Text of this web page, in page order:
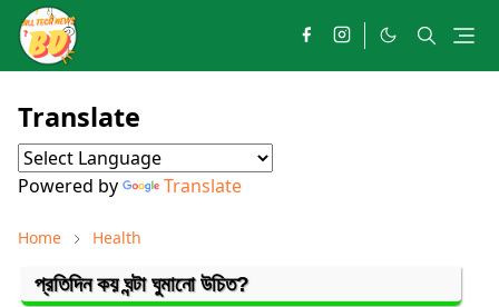
Translate
Powered by Translate
Home Health
প্রতিদিন কয় ঘন্টা ঘুমানো উচিত?